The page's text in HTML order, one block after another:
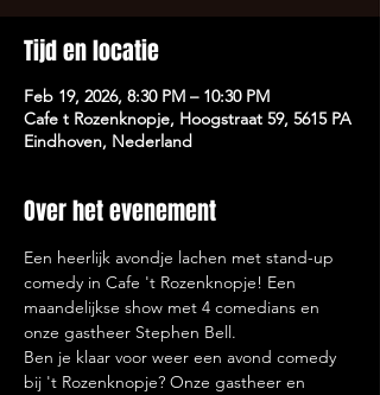
Tijd en locatie
Feb 19, 2026, 8:30 PM – 10:30 PM
Cafe t Rozenknopje, Hoogstraat 59, 5615 PA
Eindhoven, Nederland
Over het evenement
Een heerlijk avondje lachen met stand-up
comedy in Cafe 't Rozenknopje! Een
maandelijkse show met 4 comedians en
onze gastheer Stephen Bell.
Ben je klaar voor weer een avond comedy
bij 't Rozenknopje? Onze gastheer en